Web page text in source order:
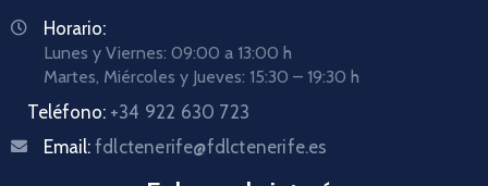
Horario:
Lunes y Viernes: 09:00 a 13:00 h
Martes, Miércoles y Jueves: 15:30 – 19:30 h
Teléfono: +34 922 630 723
Email: fdlctenerife@fdlctenerife.es